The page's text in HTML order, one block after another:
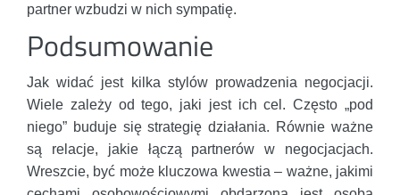
partner wzbudzi w nich sympatię.
Podsumowanie
Jak widać jest kilka stylów prowadzenia negocjacji.
Wiele zależy od tego, jaki jest ich cel. Często „pod
niego” buduje się strategię działania. Równie ważne
są relacje, jakie łączą partnerów w negocjacjach.
Wreszcie, być może kluczowa kwestia – ważne, jakimi